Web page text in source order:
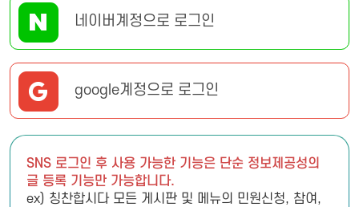
네이버계정으로 로그인
google계정으로 로그인
SNS 로그인 후 사용 가능한 기능은 단순 정보제공성의
글 등록 기능만 가능합니다.
ex) 칭찬합시다 모든 게시판 및 메뉴의 민원신청, 참여,